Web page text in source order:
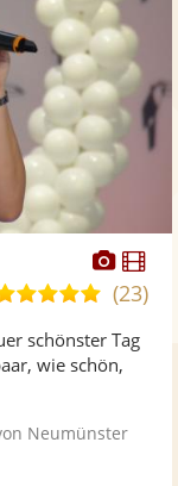
Fotos
5,0
5
Sternen
(23)
schönster Tag
wie schön,
Neumünster